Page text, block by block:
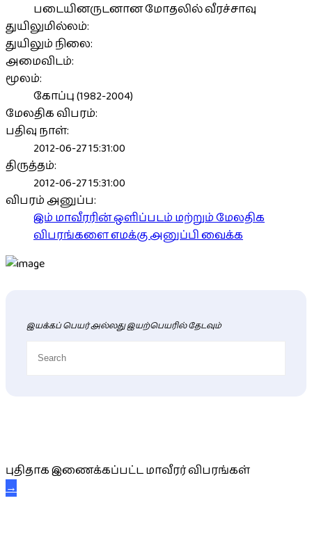
படையினருடனான மோதலில் வீரச்சாவு
துயிலுமில்லம்:
துயிலும் நிலை:
அமைவிடம்:
மூலம்:
கோப்பு (1982-2004)
மேலதிக விபரம்:
பதிவு நாள்:
2012-06-27 15:31:00
திருத்தம்:
2012-06-27 15:31:00
விபரம் அனுப்ப:
இம் மாவீரரின் ஒளிப்படம் மற்றும் மேலதிக
விபரங்களை எமக்கு அனுப்பி வைக்க
இயக்கப் பெயர் அல்லது இயற்பெயரில் தேடவும்
புதிதாக இணைக்கப்பட்ட மாவீரர் விபரங்கள்
→